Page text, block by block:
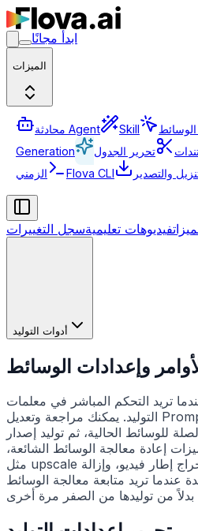
ابدأ مجانًا
الميزات
محادثة Agent Skill
Generation
تحرير الجدول
الزمني
Flova CLI والتصدير
فيديوهات تعليميةسجل التغييرات
أدوات التوليد
وإعدادات الوسائط
تريد التحكم المباشر في معلمات
التوليد. يمكنك مراجعة وتعديل Prompt والمعلمات والوسائط
للوسائط الحالية، ثم توليد إصدار
إعادة معالجة الوسائط الشائعة،
مثل upscale الصور والفيديو، واستخراج إطار فيديو، وإزالة
عندما تريد متابعة معالجة الوسائط